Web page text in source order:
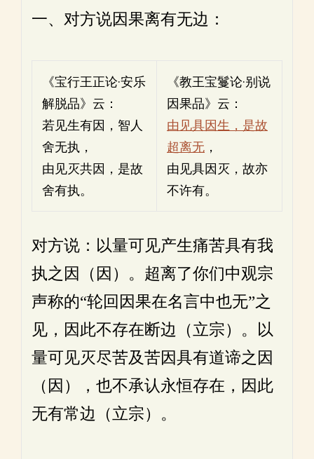
一、对方说因果离有无边：
《宝行王正论·安乐
解脱品》云：
若见生有因，智人
舍无执，
由见灭共因，是故
舍有执。
《教王宝鬘论·别说
因果品》云：
由见具因生，是故
超离无 ，
由见具因灭，故亦
不许有。
对方说：以量可见产生痛苦具有我
执之因（因）。超离了你们中观宗
声称的“轮回因果在名言中也无”之
见，因此不存在断边（立宗）。以
量可见灭尽苦及苦因具有道谛之因
（因），也不承认永恒存在，因此
无有常边（立宗）。